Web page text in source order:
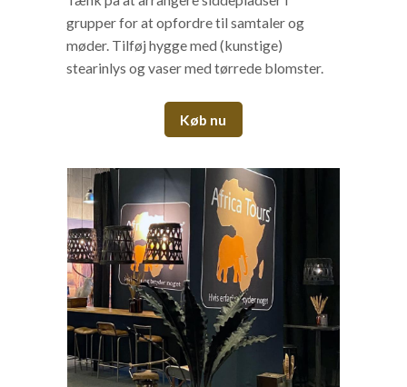
grupper for at opfordre til samtaler og
møder. Tilføj hygge med (kunstige)
stearinlys og vaser med tørrede blomster.
Køb nu